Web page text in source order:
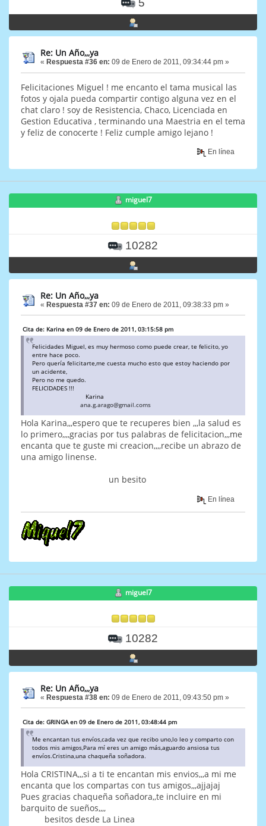
5
Re: Un Año,,,ya
« Respuesta #36 en: 09 de Enero de 2011, 09:34:44 pm »
Felicitaciones Miguel ! me encanto el tama musical las
fotos y ojala pueda compartir contigo alguna vez en el
chat claro ! soy de Resistencia, Chaco, Licenciada en
Gestion Educativa , terminando una Maestria en el tema
y feliz de conocerte ! Feliz cumple amigo lejano !
En línea
miguel7
10282
Re: Un Año,,,ya
« Respuesta #37 en: 09 de Enero de 2011, 09:38:33 pm »
Cita de: Karina en 09 de Enero de 2011, 03:15:58 pm
Felicidades Miguel, es muy hermoso como puede crear, te felicito, yo
entre hace poco.
Pero quería felicitarte,me cuesta mucho esto que estoy haciendo por
un acidente,
Pero no me quedo.
FELICIDADES !!!
Karina
ana.g.arago@gmail.coms
Hola Karina,,,espero que te recuperes bien ,,,la salud es
lo primero,,,,gracias por tus palabras de felicitacion,,,me
encanta que te guste mi creacion,,,,recibe un abrazo de
una amigo linense.
un besito
En línea
miguel7
10282
Re: Un Año,,,ya
« Respuesta #38 en: 09 de Enero de 2011, 09:43:50 pm »
Cita de: GRINGA en 09 de Enero de 2011, 03:48:44 pm
Me encantan tus envíos,cada vez que recibo uno,lo leo y comparto con
todos mis amigos,Para mí eres un amigo más,aguardo ansiosa tus
envíos.Cristina,una chaqueña soñadora.
Hola CRISTINA,,,si a ti te encantan mis envios,,,a mi me
encanta que los compartas con tus amigos,,,ajjajaj
Pues gracias chaqueña soñadora,,te incluire en mi
barquito de sueños,,,,
besitos desde La Linea